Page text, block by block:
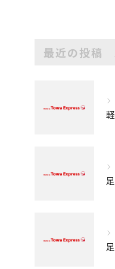
最近の投稿